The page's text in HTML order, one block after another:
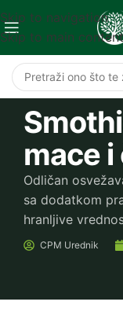
Skip to navigation
Skip to main content
mace
Odličan
sa dodatkom
hranljive
CPM Urednik